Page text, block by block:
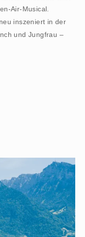
Air-Musical.
inszeniert in der
und Jungfrau –